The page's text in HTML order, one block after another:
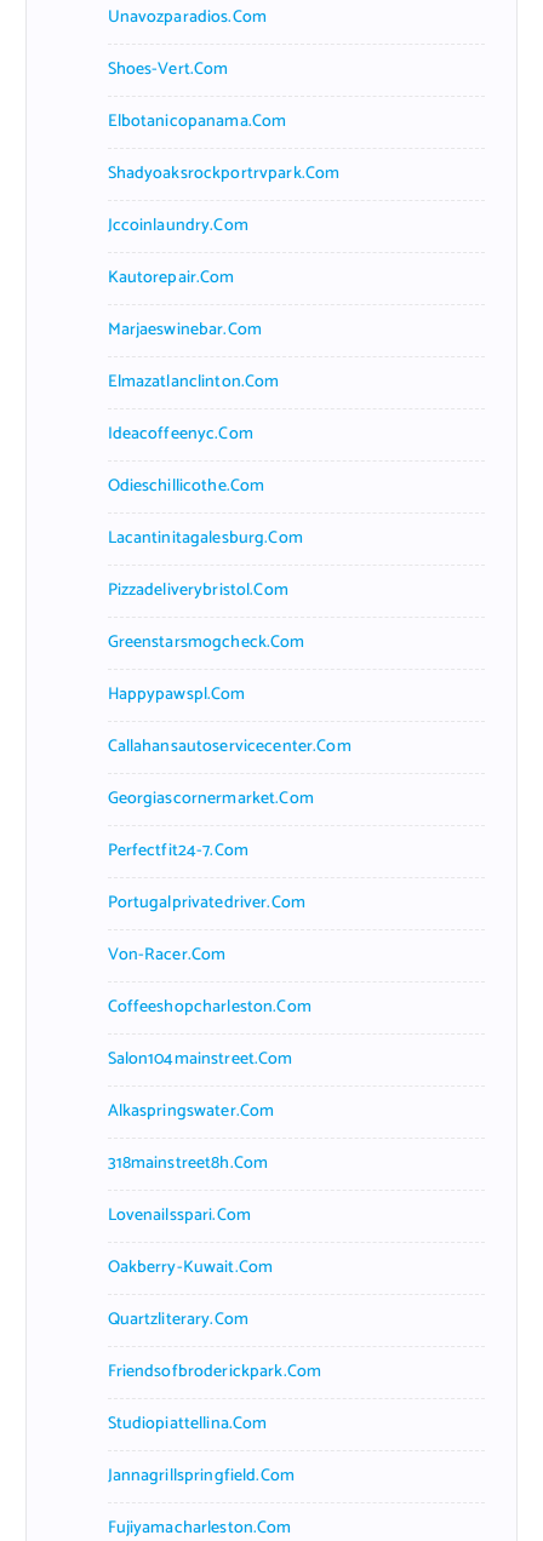
Unavozparadios.com
Shoes-Vert.com
Elbotanicopanama.com
Shadyoaksrockportrvpark.com
Jccoinlaundry.com
Kautorepair.com
Marjaeswinebar.com
Elmazatlanclinton.com
Ideacoffeenyc.com
Odieschillicothe.com
Lacantinitagalesburg.com
Pizzadeliverybristol.com
Greenstarsmogcheck.com
Happypawspl.com
Callahansautoservicecenter.com
Georgiascornermarket.com
Perfectfit24-7.com
Portugalprivatedriver.com
Von-Racer.com
Coffeeshopcharleston.com
Salon104mainstreet.com
Alkaspringswater.com
318mainstreet8h.com
Lovenailsspari.com
Oakberry-Kuwait.com
Quartzliterary.com
Friendsofbroderickpark.com
Studiopiattellina.com
Jannagrillspringfield.com
Fujiyamacharleston.com